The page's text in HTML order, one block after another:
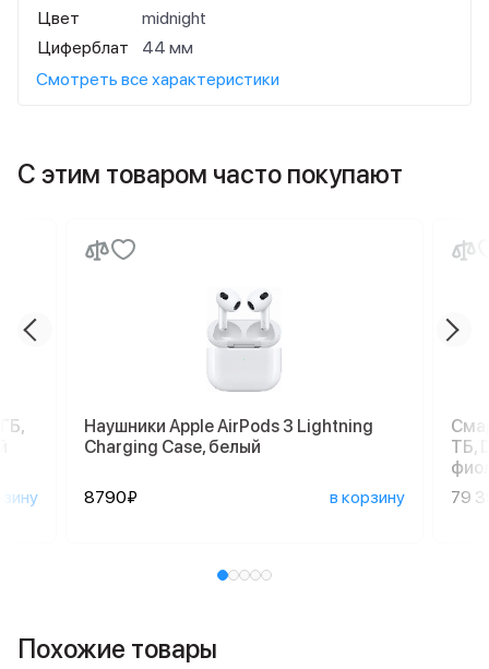
Цвет
midnight
Циферблат
44 мм
Смотреть все характеристики
С этим товаром часто покупают
Наушники Apple AirPods 3 Lightning
Charging Case, белый
8790₽ в корзину
ТБ,
79
Похожие товары